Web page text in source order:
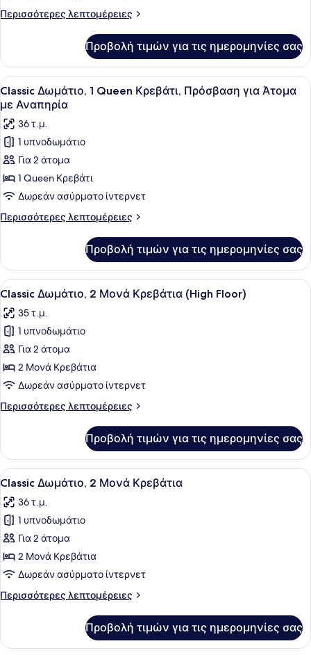
King
Floor)
Περισσότερες λεπτομέρειες
Περισσότερες
Δωμάτιο,
King
Κρεβάτι
(High
Floor)
Προβολή τιμών για τις ημερομηνίες σας
Προβολή
όλων
των
φωτογραφιών
για
Classic
Δωμάτιο,
1
Queen
Κρεβάτι,
για
Άτομα
με
Αναπηρία
Ένα στρωμένο κρεβάτι με
4
Classic Δωμάτιο, 1 Queen Κρεβάτι, Πρόσβαση για Άτομα
με Αναπηρία
36 τ.μ.
1 υπνοδωμάτιο
Για 2 άτομα
1 Queen Κρεβάτι
Δωρεάν ασύρματο ίντερνετ
Περισσότερες λεπτομέρειες
Περισσότερες
Δωμάτιο,
Queen
Πρόσβαση
για
με
Αναπηρία
Προβολή τιμών για τις ημερομηνίες σας
Προβολή
όλων
των
φωτογραφιών
για
Classic
Δωμάτιο,
Μονά
Floor)
Ένα δωμάτιο ξενοδοχείου με δύο
7
Classic Δωμάτιο, 2 Μονά Κρεβάτια (High Floor)
35 τ.μ.
1 υπνοδωμάτιο
Για 2 άτομα
2 Μονά Κρεβάτια
Δωρεάν ασύρματο ίντερνετ
Περισσότερες λεπτομέρειες
Περισσότερες
Δωμάτιο,
Μονά
(High
Floor)
Προβολή τιμών για τις ημερομηνίες σας
Προβολή
όλων
των
φωτογραφιών
για
Classic
Δωμάτιο,
Μονά
Ένα δωμάτιο ξενοδοχείου με δύο
6
Classic Δωμάτιο, 2 Μονά Κρεβάτια
36 τ.μ.
1 υπνοδωμάτιο
Για 2 άτομα
2 Μονά Κρεβάτια
Δωρεάν ασύρματο ίντερνετ
Περισσότερες λεπτομέρειες
Περισσότερες
Δωμάτιο,
Προβολή τιμών για τις ημερομηνίες σας